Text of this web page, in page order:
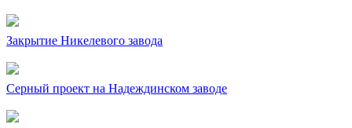
Закрытие Никелевого завода
Серный проект на Надеждинском заводе